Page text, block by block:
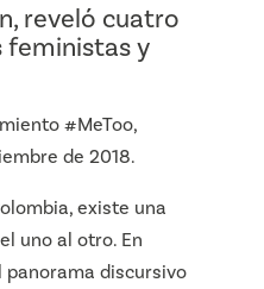
reveló cuatro
y
#MeToo,
de 2018.
existe una
uno al otro. En
panorama discursivo